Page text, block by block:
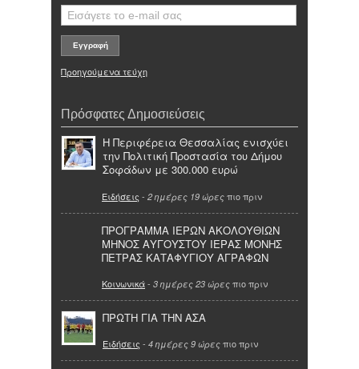
Προηγούμενα τεύχη
Πρόσφατες Δημοσιεύσεις
Η Περιφέρεια Θεσσαλίας ενισχύει
την Πολιτική Προστασία του Δήμου
Σοφάδων με 300.000 ευρώ
Ειδήσεις - 2 ημέρες 19 ώρες πιο πριν
ΠΡΟΓΡΑΜΜΑ ΙΕΡΩΝ ΑΚΟΛΟΥΘΙΩΝ
ΜΗΝΟΣ ΑΥΓΟΥΣΤΟΥ ΙΕΡΑΣ ΜΟΝΗΣ
ΠΕΤΡΑΣ ΚΑΤΑΦΥΓΙΟΥ ΑΓΡΑΦΩΝ
Κοινωνικά- 3 ημέρες 23 ώρες πιο πριν
ΠΡΩΤΗ ΓΙΑ ΤΗΝ ΑΣΑ
Ειδήσεις - 4 ημέρες 9 ώρες πιο πριν